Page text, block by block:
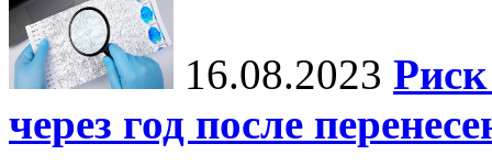
16.08.2023 Риск
через год после